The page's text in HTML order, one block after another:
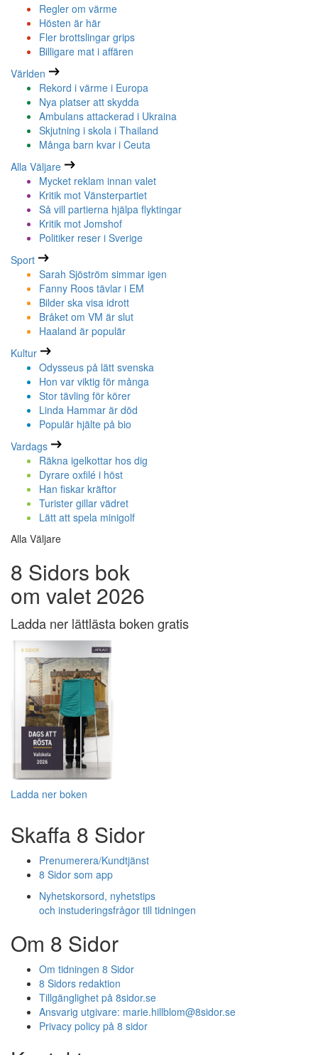
Regler om värme
Hösten är här
Fler brottslingar grips
Billigare mat i affären
Världen
Rekord i värme i Europa
Nya platser att skydda
Ambulans attackerad i Ukraina
Skjutning i skola i Thailand
Många barn kvar i Ceuta
Alla Väljare
Mycket reklam innan valet
Kritik mot Vänsterpartiet
Så vill partierna hjälpa flyktingar
Kritik mot Jomshof
Politiker reser i Sverige
Sport
Sarah Sjöström simmar igen
Fanny Roos tävlar i EM
Bilder ska visa idrott
Bråket om VM är slut
Haaland är populär
Kultur
Odysseus på lätt svenska
Hon var viktig för många
Stor tävling för körer
Linda Hammar är död
Populär hjälte på bio
Vardags
Räkna igelkottar hos dig
Dyrare oxfilé i höst
Han fiskar kräftor
Turister gillar vädret
Lätt att spela minigolf
Alla Väljare
8 Sidors bok
om valet 2026
Ladda ner lättlästa boken gratis
Ladda ner boken
Skaffa 8 Sidor
Prenumerera/Kundtjänst
8 Sidor som app
Nyhetskorsord, nyhetstips
och instuderingsfrågor till tidningen
Om 8 Sidor
Om tidningen 8 Sidor
8 Sidors redaktion
Tillgänglighet på 8sidor.se
Ansvarig utgivare: marie.hillblom@8sidor.se
Privacy policy på 8 sidor